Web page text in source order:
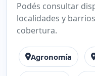
Podés consultar
localidades y
cobertura.
Agronomía